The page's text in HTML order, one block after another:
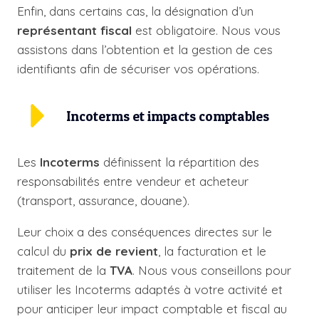
Enfin, dans certains cas, la désignation d’un
représentant fiscal est obligatoire. Nous vous
assistons dans l’obtention et la gestion de ces
identifiants afin de sécuriser vos opérations.
Incoterms et impacts comptables
Les Incoterms définissent la répartition des
responsabilités entre vendeur et acheteur
(transport, assurance, douane).
Leur choix a des conséquences directes sur le
calcul du prix de revient , la facturation et le
traitement de la TVA. Nous vous conseillons pour
utiliser les Incoterms adaptés à votre activité et
pour anticiper leur impact comptable et fiscal au